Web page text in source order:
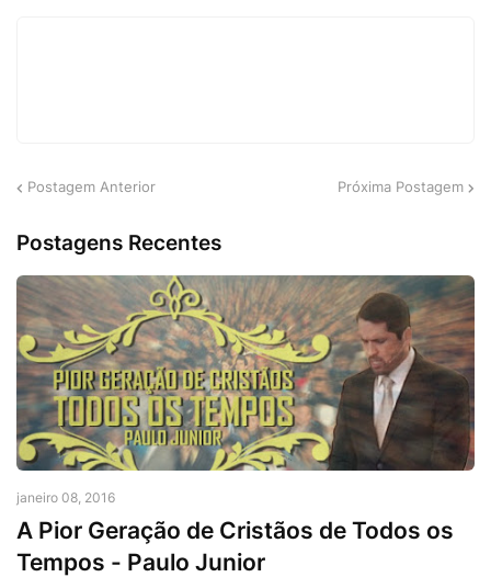
Postagem Anterior Próxima Postagem
Postagens Recentes
janeiro 08, 2016
A Pior Geração de Cristãos de Todos os
Tempos - Paulo Junior